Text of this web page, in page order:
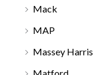
Mack
MAP
Massey Harris